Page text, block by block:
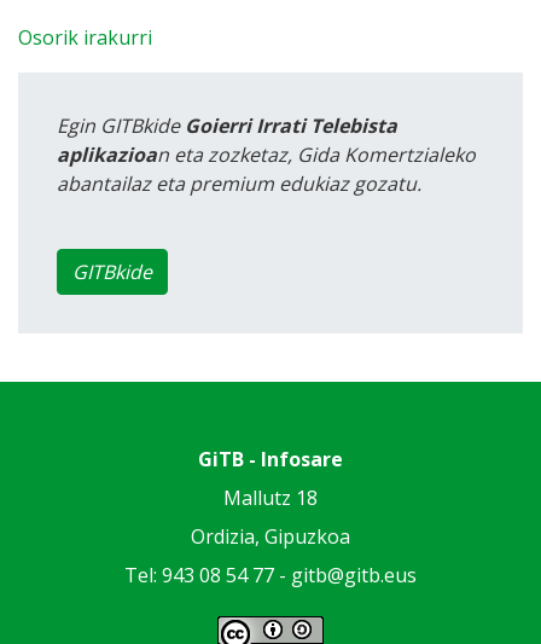
Osorik irakurri
Egin GITBkide Goierri Irrati Telebista
aplikazioan eta zozketaz, Gida Komertzialeko
abantailaz eta premium edukiaz gozatu.
GITBkide
GiTB - Infosare
Mallutz 18
Ordizia, Gipuzkoa
Tel: 943 08 54 77 - gitb@gitb.eus